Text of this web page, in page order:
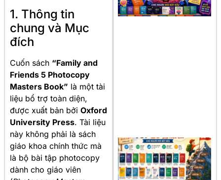
1. Thông tin
chung và Mục
đích
Cuốn sách “Family and
Friends 5 Photocopy
Masters Book” là một tài
liệu bổ trợ toàn diện,
được xuất bản bởi Oxford
University Press. Tài liệu
này không phải là sách
giáo khoa chính thức mà
là bộ bài tập photocopy
dành cho giáo viên